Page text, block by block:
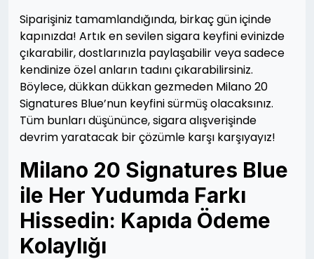
Siparişiniz tamamlandığında, birkaç gün içinde
kapınızda! Artık en sevilen sigara keyfini evinizde
çıkarabilir, dostlarınızla paylaşabilir veya sadece
kendinize özel anların tadını çıkarabilirsiniz.
Böylece, dükkan dükkan gezmeden Milano 20
Signatures Blue’nun keyfini sürmüş olacaksınız.
Tüm bunları düşününce, sigara alışverişinde
devrim yaratacak bir çözümle karşı karşıyayız!
Milano 20 Signatures Blue
ile Her Yudumda Farkı
Hissedin: Kapıda Ödeme
Kolaylığı